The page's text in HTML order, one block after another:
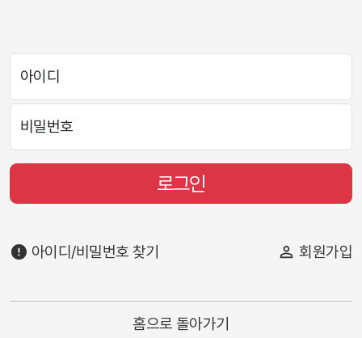
아이디
비밀번호
로그인
error 아이디/비밀번호 찾기 person_outline 회원가입
홈으로 돌아가기